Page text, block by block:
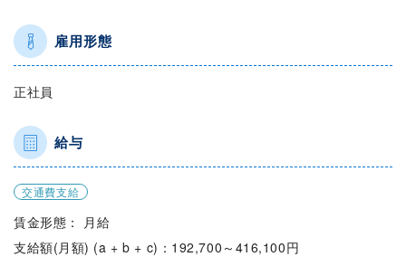
雇用形態
正社員
給与
交通費支給
賃金形態： 月給
支給額(月額) (a + b + c)：192,700～416,100円